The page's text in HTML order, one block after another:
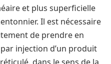
et plus superficielle
Il est nécessaire
de prendre en
injection d’un produit